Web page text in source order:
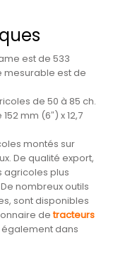
est de 533
mesurable est de
de 50 à 85 ch.
mm (6″) x 12,7
montés sur
De qualité export,
agricoles plus
nombreux outils
sont disponibles
detracteurs
dans